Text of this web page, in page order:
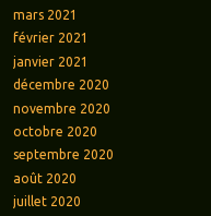
mars 2021
février 2021
janvier 2021
décembre 2020
novembre 2020
octobre 2020
septembre 2020
août 2020
juillet 2020